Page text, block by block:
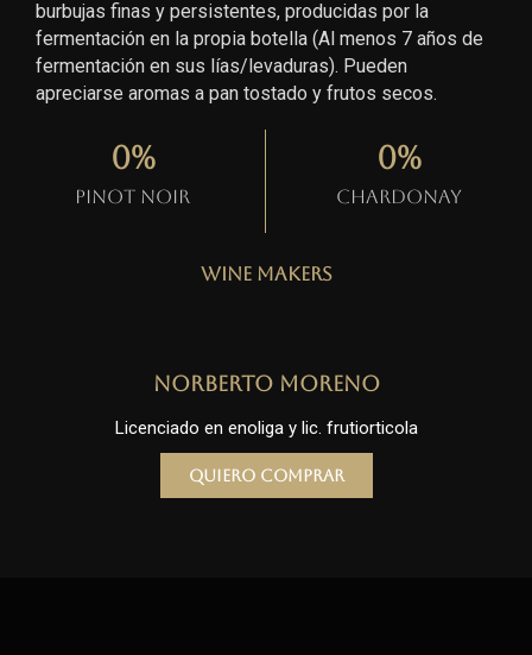
burbujas finas y persistentes, producidas por la
fermentación en la propia botella (Al menos 7 años de
fermentación en sus lías/levaduras). Pueden
apreciarse aromas a pan tostado y frutos secos.
Pinot Noir
0%
Chardonay
0%
Wine Makers
Norberto Moreno
Licenciado en enoliga y lic. frutiorticola
Quiero comprar